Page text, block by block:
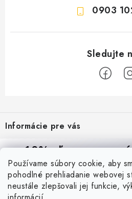
Používame súbory cookie, aby
pohodlné prehliadanie webovej
neustále zlepšovali jej funkcie,
0903
p
ä
Informácie pre vás
Reklamácie a formulár na odstúpenie
Obchodné podmienky
Podmienky ochrany osobných údajov
Blog
10% zľavana
Prihláste sa azískajtezľavu aj
budete svietiť lepšie a